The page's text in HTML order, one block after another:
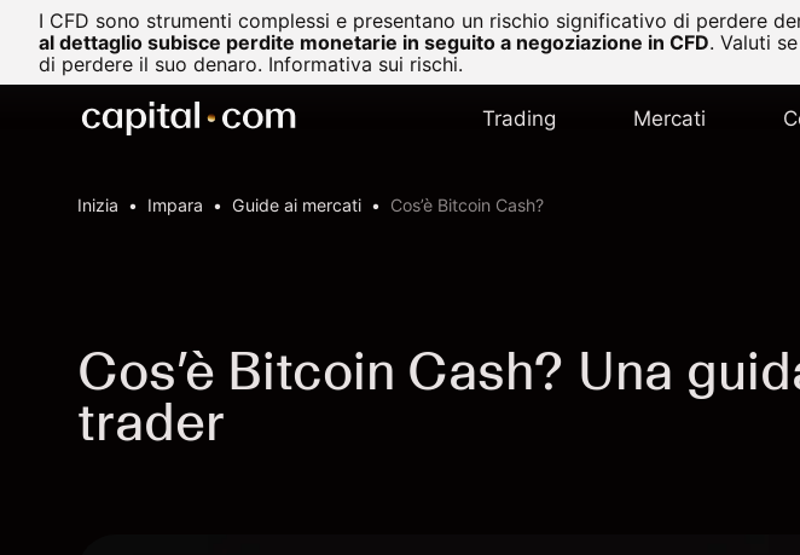
I CFD sono strumenti complessi e presentano un rischio significativo di perdere
al dettaglio subisce perdite monetarie in seguito a negoziazione in CFD. Valuti
di perdere il suo denaro. Informativa sui rischi.
Trading Mercati
Inizia Impara Guide ai mercati Cos’è Bitcoin Cash?
Cos’è Bitcoin Cash? Una
trader